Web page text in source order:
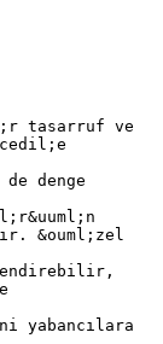
tasarruf ve
denge
&ouml;zel
yabancılara